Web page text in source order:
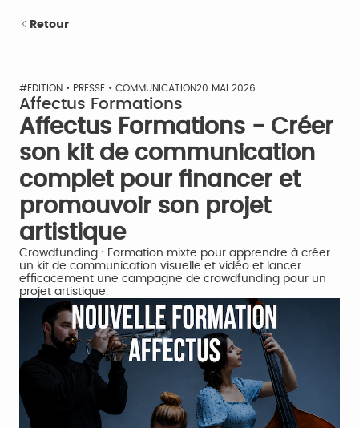
Retour
#EDITION • PRESSE • COMMUNICATION20 MAI 2026
Affectus Formations
Affectus Formations - Créer
son kit de communication
complet pour financer et
promouvoir son projet
artistique
Crowdfunding : Formation mixte pour apprendre à créer
un kit de communication visuelle et vidéo et lancer
efficacement une campagne de crowdfunding pour un
projet artistique.